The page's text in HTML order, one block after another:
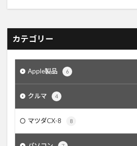
カテゴリー
Apple製品 6
クルマ 4
マツダCX-8 8